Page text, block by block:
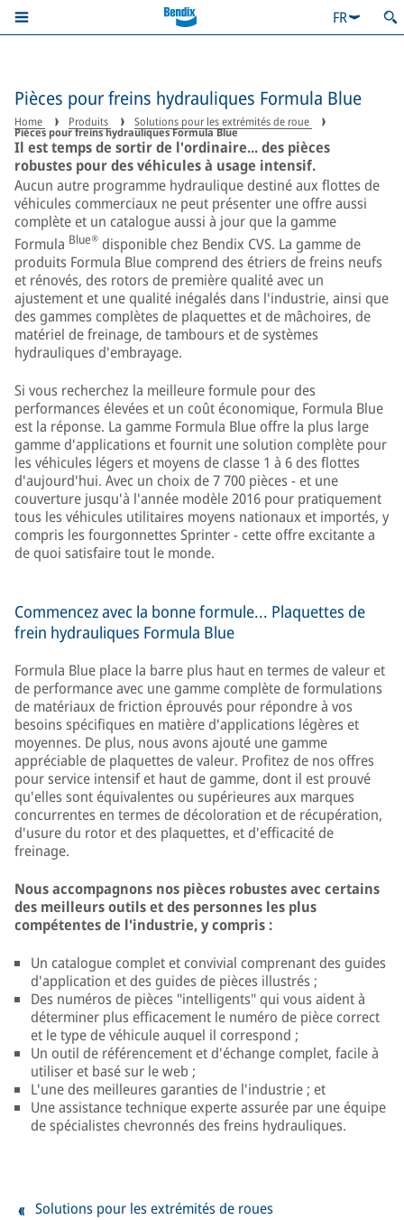
FR
Pièces pour freins hydrauliques Formula Blue
Home Produits Solutions pour les extrémités de roue
Pièces pour freins hydrauliques Formula Blue
Il est temps de sortir de l'ordinaire... des pièces
robustes pour des véhicules à usage intensif.
Aucun autre programme hydraulique destiné aux flottes de
véhicules commerciaux ne peut présenter une offre aussi
complète et un catalogue aussi à jour que la gamme
Formula Blue® disponible chez Bendix CVS. La gamme de
produits Formula Blue comprend des étriers de freins neufs
et rénovés, des rotors de première qualité avec un
ajustement et une qualité inégalés dans l'industrie, ainsi que
des gammes complètes de plaquettes et de mâchoires, de
matériel de freinage, de tambours et de systèmes
hydrauliques d'embrayage.
Si vous recherchez la meilleure formule pour des
performances élevées et un coût économique, Formula Blue
est la réponse. La gamme Formula Blue offre la plus large
gamme d'applications et fournit une solution complète pour
les véhicules légers et moyens de classe 1 à 6 des flottes
d'aujourd'hui. Avec un choix de 7 700 pièces - et une
couverture jusqu'à l'année modèle 2016 pour pratiquement
tous les véhicules utilitaires moyens nationaux et importés, y
compris les fourgonnettes Sprinter - cette offre excitante a
de quoi satisfaire tout le monde.
Commencez avec la bonne formule... Plaquettes de
frein hydrauliques Formula Blue
Formula Blue place la barre plus haut en termes de valeur et
de performance avec une gamme complète de formulations
de matériaux de friction éprouvés pour répondre à vos
besoins spécifiques en matière d'applications légères et
moyennes. De plus, nous avons ajouté une gamme
appréciable de plaquettes de valeur. Profitez de nos offres
pour service intensif et haut de gamme, dont il est prouvé
qu'elles sont équivalentes ou supérieures aux marques
concurrentes en termes de décoloration et de récupération,
d'usure du rotor et des plaquettes, et d'efficacité de
freinage.
Nous accompagnons nos pièces robustes avec certains
des meilleurs outils et des personnes les plus
compétentes de l'industrie, y compris :
Un catalogue complet et convivial comprenant des guides
d'application et des guides de pièces illustrés ;
Des numéros de pièces "intelligents" qui vous aident à
déterminer plus efficacement le numéro de pièce correct
et le type de véhicule auquel il correspond ;
Un outil de référencement et d'échange complet, facile à
utiliser et basé sur le web ;
L'une des meilleures garanties de l'industrie ; et
Une assistance technique experte assurée par une équipe
de spécialistes chevronnés des freins hydrauliques.
Solutions pour les extrémités de roues